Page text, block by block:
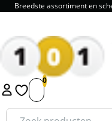
Breedste assortiment en
1 2 3 4 5 9.8
Zoeken